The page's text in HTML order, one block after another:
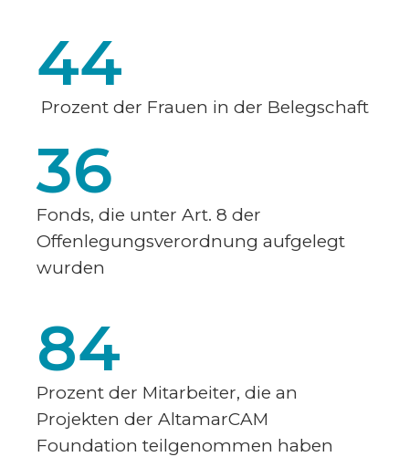
Prozent der Frauen in der Belegschaft
44
Fonds, die unter Art. 8 der
Offenlegungsverordnung aufgelegt
wurden
36
Prozent der Mitarbeiter, die an
Projekten der AltamarCAM
Foundation teilgenommen haben
84